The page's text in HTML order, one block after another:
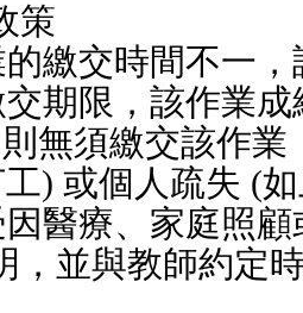
策
的繳交時間不一
交期限，該作業
無須繳交該作
) 或個人疏失 (
因醫療、家庭照
，並與教師約定